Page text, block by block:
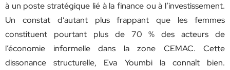
à un poste stratégique lié à la finance ou à l’investissement.
Un constat d’autant plus frappant que les femmes
constituent pourtant plus de 70 % des acteurs de
l’économie informelle dans la zone CEMAC. Cette
dissonance structurelle, Eva Youmbi la connaît bien.